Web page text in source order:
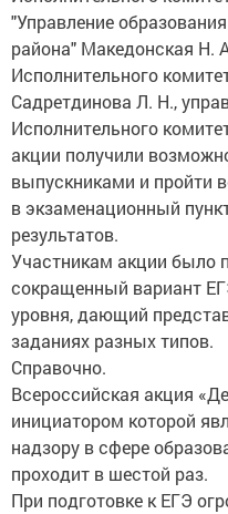
"Управление
района" Македонская Н.
Исполнительного
Садретдинова Л. Н.,
Исполнительного
акции получили
выпускниками и пройти
в экзаменационный
результатов.
Участникам акции было
сокращенный вариант
уровня, дающий
заданиях разных типов.
Справочно.
Всероссийская акция
инициатором которой
надзору в сфере
проходит в шестой раз.
При подготовке к ЕГЭ